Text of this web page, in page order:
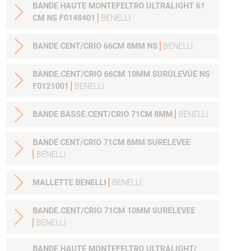
BANDE HAUTE MONTEFELTRO ULTRALIGHT 61
CM NS F0148401
BENELLI
BANDE CENT/CRIO 66CM 8MM NS BENELLI
BANDE.CENT/CRIO 66CM 10MM SURÚLEVÚE NS
F0121001
BENELLI
BANDE BASSE.CENT/CRIO 71CM 8MM BENELLI
BANDE CENT/CRIO 71CM 8MM SURELEVEE
BENELLI
MALLETTE BENELLI BENELLI
BANDE.CENT/CRIO 71CM 10MM SURELEVEE
BENELLI
BANDE HAUTE MONTEFELTRO ULTRALIGHT/